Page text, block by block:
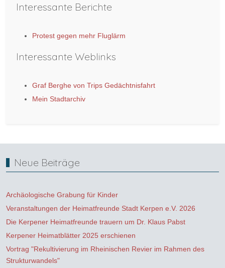
Interessante Berichte
Protest gegen mehr Fluglärm
Interessante Weblinks
Graf Berghe von Trips Gedächtnisfahrt
Mein Stadtarchiv
Neue Beiträge
Archäologische Grabung für Kinder
Veranstaltungen der Heimatfreunde Stadt Kerpen e.V. 2026
Die Kerpener Heimatfreunde trauern um Dr. Klaus Pabst
Kerpener Heimatblätter 2025 erschienen
Vortrag "Rekultivierung im Rheinischen Revier im Rahmen des
Strukturwandels"